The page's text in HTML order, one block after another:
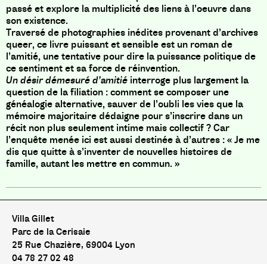
passé et explore la multiplicité des liens à l’oeuvre dans
son existence.
Traversé de photographies inédites provenant d’archives
queer, ce livre puissant et sensible est un roman de
l’amitié, une tentative pour dire la puissance politique de
ce sentiment et sa force de réinvention.
Un désir démesuré d’amitié interroge plus largement la
question de la filiation : comment se composer une
généalogie alternative, sauver de l’oubli les vies que la
mémoire majoritaire dédaigne pour s’inscrire dans un
récit non plus seulement intime mais collectif ? Car
l’enquête menée ici est aussi destinée à d’autres : « Je me
dis que quitte à s’inventer de nouvelles histoires de
famille, autant les mettre en commun. »
Villa Gillet
Parc de la Cerisaie
25 Rue Chazière, 69004 Lyon
04 78 27 02 48